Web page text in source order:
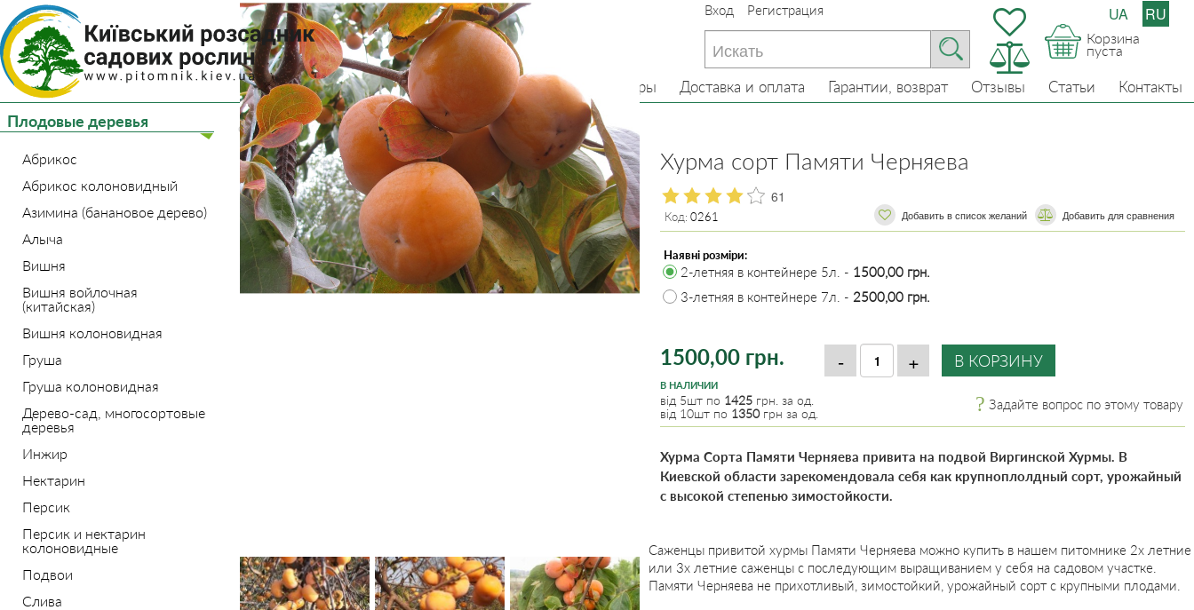
(044) 233-22-13
(097) 233-22-13
(093) 233-22-13
(099) 233-22-13
Вход Регистрация
Корзина
пуста
UA RU
Главная О нас Товары Доставка и оплата Гарантии, возврат Отзывы Статьи Контакты
Плодовые деревья
Абрикос
Абрикос колоновидный
Азимина (банановое дерево)
Алыча
Вишня
Вишня войлочная
(китайская)
Вишня колоновидная
Груша
Груша колоновидная
Дерево-сад, многосортовые
деревья
Инжир
Нектарин
Персик
Персик и нектарин
колоновидные
Подвои
Слива
Главная Плодовые деревья Хурма
Хурма сорт Памяти Черняева
61
Код: 0261
1500,00 грн.
Добавить в список желаний ​​Добавить для сравнения
Наявні розміри:
2-летняя в контейнере 5л. - 1500,00 грн.
3-летняя в контейнере 7л. - 2500,00 грн.
В НАЛИЧИИ
від 5шт по 1425 грн. за од.
від 10шт по 1350грн за од.
Задайте вопрос по этому товару
Хурма Сорта Памяти Черняева привита на подвой Виргинской Хурмы. В
Киевской области зарекомендовала себя как крупноплолдный сорт, урожайный
с высокой степенью зимостойкости.
Саженцы привитой хурмы Памяти Черняева можно купить в нашем питомнике 2х летние
или 3х летние саженцы с последующим выращиванием у себя на садовом участке.
Памяти Черняева не прихотливый, зимостойкий, урожайный сорт с крупными плодами.